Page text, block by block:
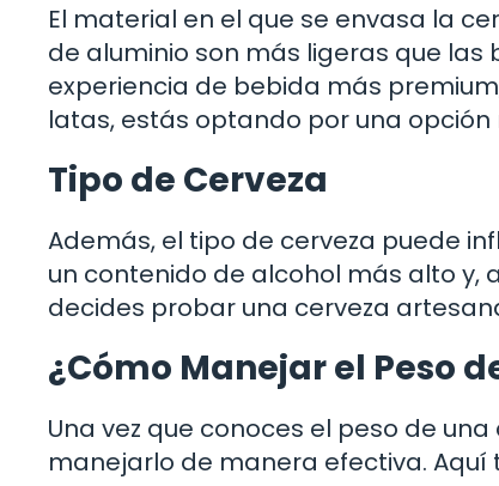
El material en el que se envasa la
de aluminio son más ligeras que las
experiencia de bebida más
latas, estás optando por una
Tipo de Cerveza
Además, el tipo de cerveza puede
un contenido de alcohol más alto y,
decides probar una cerveza
¿Cómo Manejar el Peso
Una vez que conoces el peso de
manejarlo de manera efectiva.